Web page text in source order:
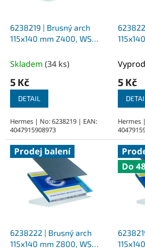
6238219 | Brusný arch
115x140 mm Z400, WS
Skladem (34 ks)
5 Kč
DETAIL
Hermes | No: 6238219 | EAN:
4047915908973
5 Kč
Hermes
Prodej balení
6238222 | Brusný arch
115x140 mm Z800, WS
Do